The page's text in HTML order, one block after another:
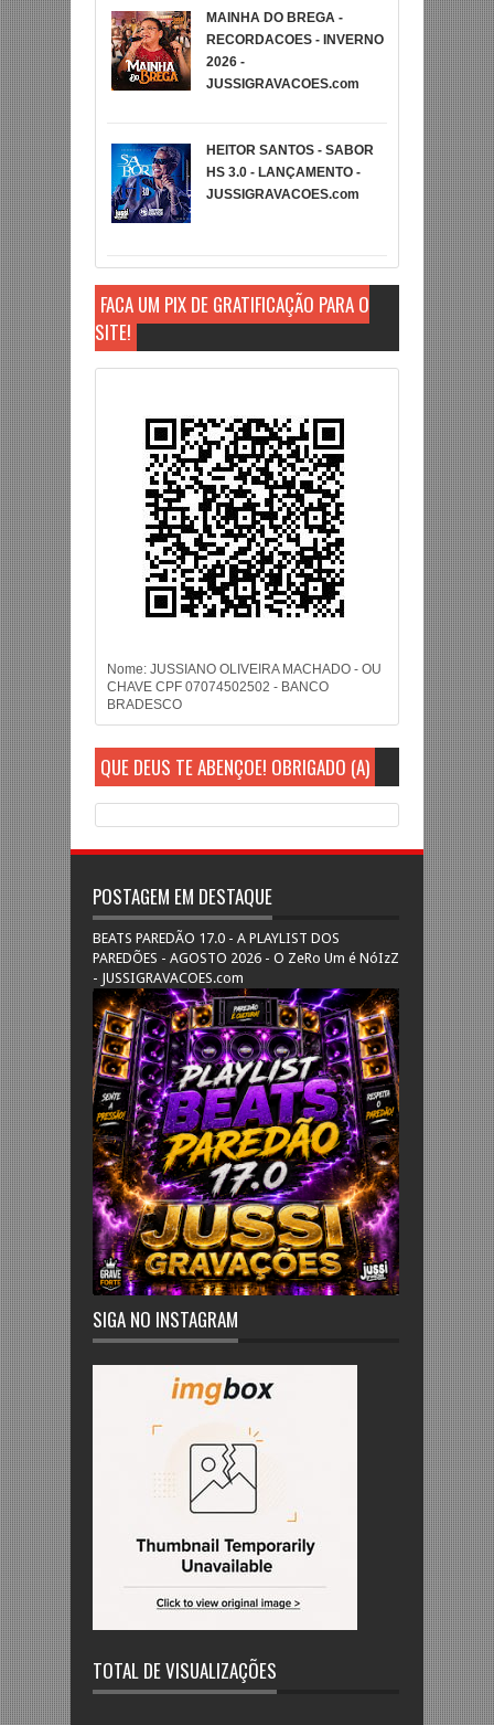
MAINHA DO BREGA -
RECORDACOES - INVERNO
2026 -
JUSSIGRAVACOES.com
HEITOR SANTOS - SABOR
HS 3.0 - LANÇAMENTO -
JUSSIGRAVACOES.com
FAÇA UM PIX DE GRATIFICAÇÃO PARA O
SITE!
Nome: JUSSIANO OLIVEIRA MACHADO - OU
CHAVE CPF 07074502502 - BANCO
BRADESCO
QUE DEUS TE ABENÇOE! OBRIGADO (A)
POSTAGEM EM DESTAQUE
BEATS PAREDÃO 17.0 - A PLAYLIST DOS
PAREDÕES - AGOSTO 2026 - O ZeRo Um é NóIzZ
- JUSSIGRAVACOES.com
SIGA NO INSTAGRAM
TOTAL DE VISUALIZAÇÕES